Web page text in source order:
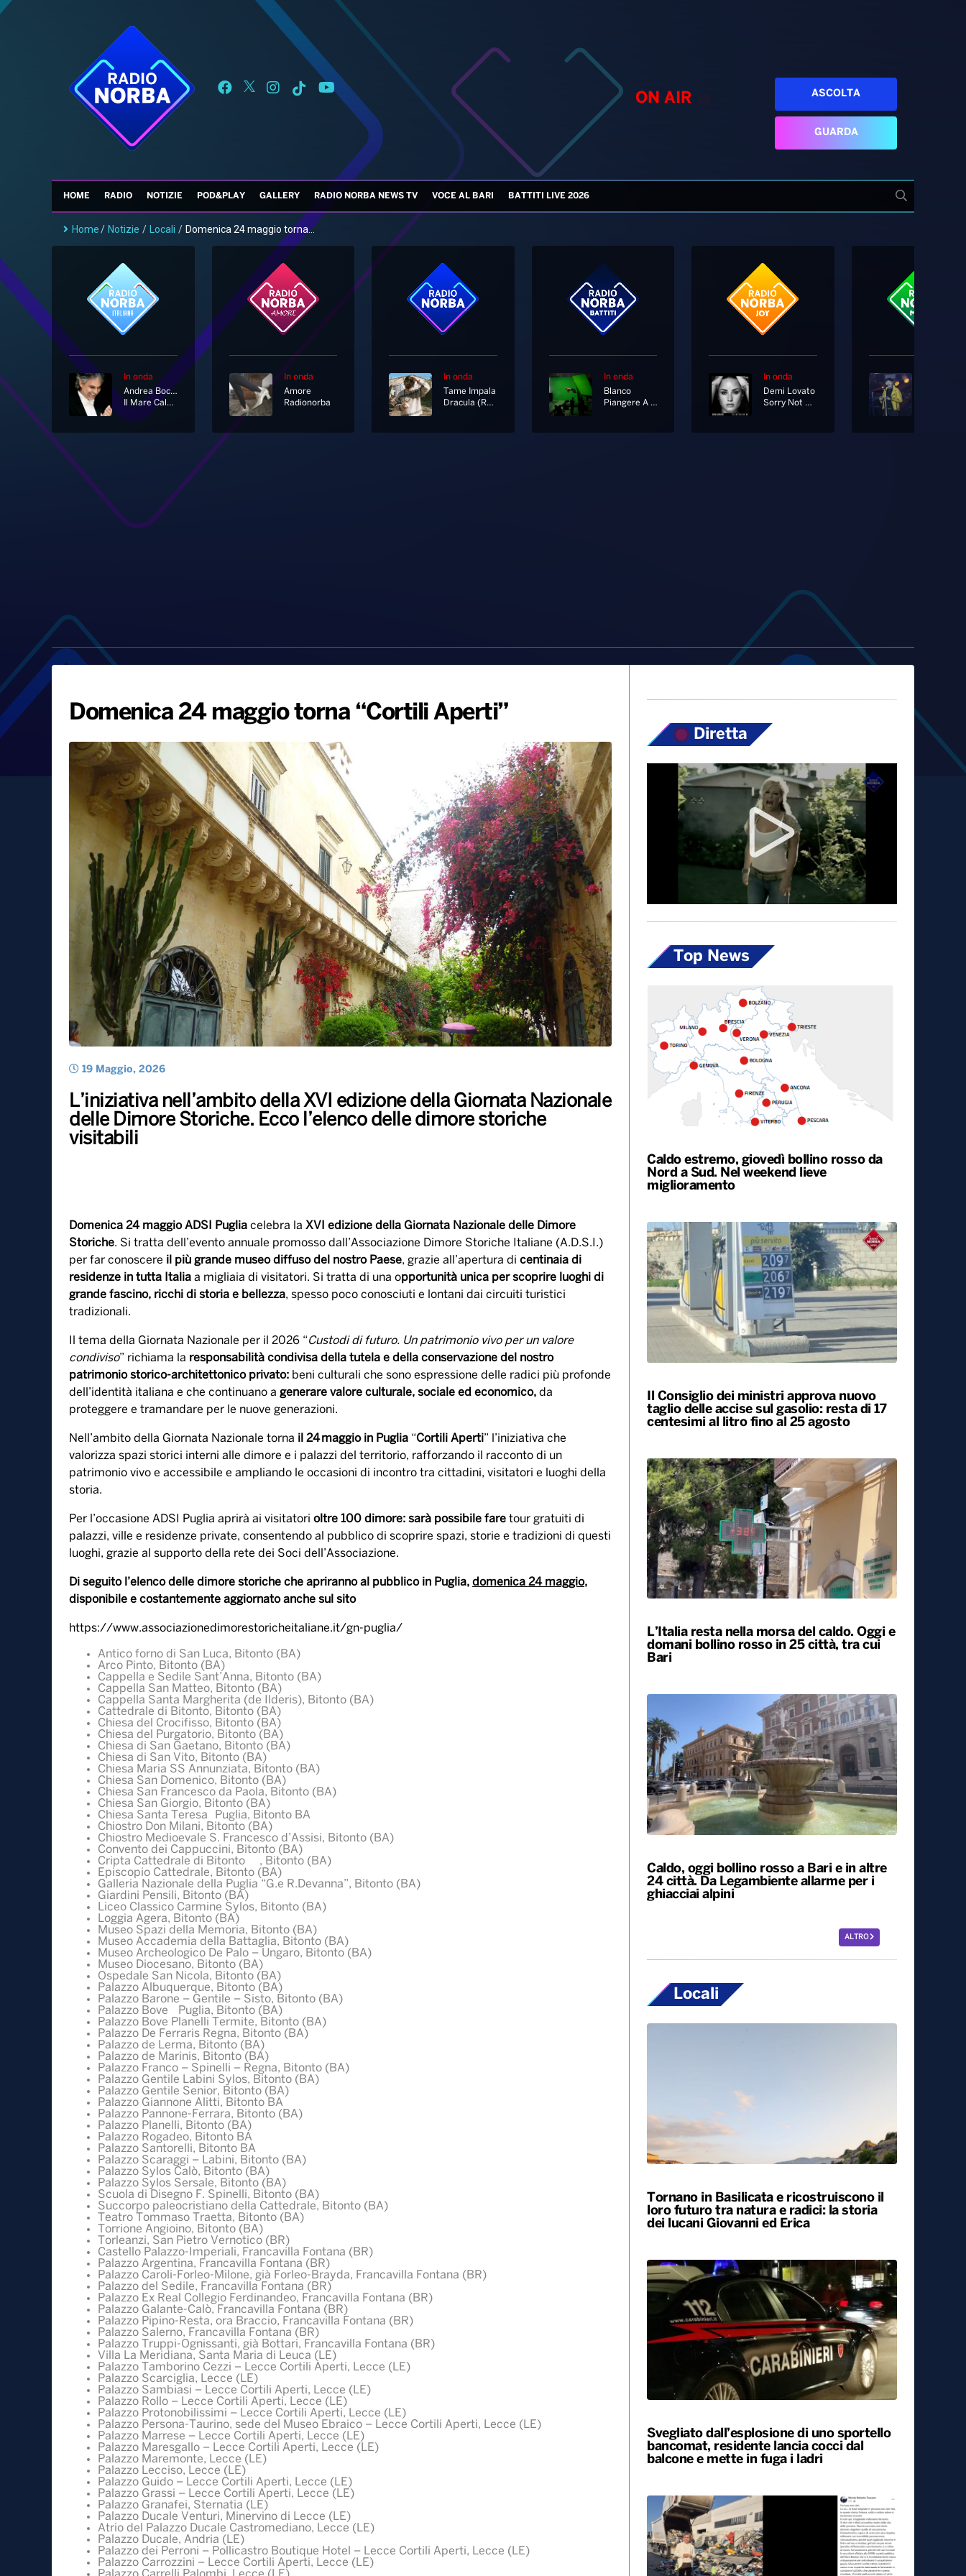
ON AIR ASCOLTA
GUARDA
HOME RADIO NOTIZIE POD&PLAY GALLERY RADIO NORBA NEWS TV VOCE AL BARI BATTITI LIVE 2026
Home/ Notizie / Locali / Domenica 24 maggio torna...
In onda
Andrea Bocelli
Il Mare Calmo Della Sera
In onda
Amore
Radionorba
In onda
Tame Impala
Dracula (Remix)
In onda
Blanco
Piangere A 90
In onda
Demi Lovato
Sorry Not Sorry
Domenica 24 maggio torna “Cortili Aperti”
19 Maggio, 2026
L’iniziativa nell’ambito della XVI edizione della Giornata Nazionale
delle Dimore Storiche. Ecco l’elenco delle dimore storiche
visitabili
Domenica 24 maggio ADSI Puglia celebra la XVI edizione della Giornata Nazionale delle Dimore
Storiche. Si tratta dell’evento annuale promosso dall’Associazione Dimore Storiche Italiane (A.D.S.I.)
per far conoscere il più grande museo diffuso del nostro Paese, grazie all’apertura di centinaia di
residenze in tutta Italia a migliaia di visitatori. Si tratta di una opportunità unica per scoprire luoghi di
grande fascino, ricchi di storia e bellezza, spesso poco conosciuti e lontani dai circuiti turistici
tradizionali.
Il tema della Giornata Nazionale per il 2026 “ Custodi di futuro. Un patrimonio vivo per un valore
condiviso” richiama la responsabilità condivisa della tutela e della conservazione del nostro
patrimonio storico-architettonico privato: beni culturali che sono espressione delle radici più profonde
dell’identità italiana e che continuano a generare valore culturale, sociale ed economico, da
proteggere e tramandare per le nuove generazioni.
Nell’ambito della Giornata Nazionale torna il 24 maggio in Puglia “Cortili Aperti” l’iniziativa che
valorizza spazi storici interni alle dimore e i palazzi del territorio, rafforzando il racconto di un
patrimonio vivo e accessibile e ampliando le occasioni di incontro tra cittadini, visitatori e luoghi della
storia.
Per l’occasione ADSI Puglia aprirà ai visitatori oltre 100 dimore: sarà possibile fare tour gratuiti di
palazzi, ville e residenze private, consentendo al pubblico di scoprire spazi, storie e tradizioni di questi
luoghi, grazie al supporto della rete dei Soci dell’Associazione.
Di seguito l’elenco delle dimore storiche che apriranno al pubblico in Puglia, domenica 24 maggio,
disponibile e costantemente aggiornato anche sul sito
https://www.associazionedimorestoricheitaliane.it/gn-puglia/
Antico forno di San Luca, Bitonto (BA)
Arco Pinto, Bitonto (BA)
Cappella e Sedile Sant’Anna, Bitonto (BA)
Cappella San Matteo, Bitonto (BA)
Cappella Santa Margherita (de Ilderis), Bitonto (BA)
Cattedrale di Bitonto, Bitonto (BA)
Chiesa del Crocifisso, Bitonto (BA)
Chiesa del Purgatorio, Bitonto (BA)
Chiesa di San Gaetano, Bitonto (BA)
Chiesa di San Vito, Bitonto (BA)
Chiesa Maria SS Annunziata, Bitonto (BA)
Chiesa San Domenico, Bitonto (BA)
Chiesa San Francesco da Paola, Bitonto (BA)
Chiesa San Giorgio, Bitonto (BA)
Chiesa Santa Teresa Puglia, Bitonto BA
Chiostro Don Milani, Bitonto (BA)
Chiostro Medioevale S. Francesco d’Assisi, Bitonto (BA)
Convento dei Cappuccini, Bitonto (BA)
Cripta Cattedrale di Bitonto , Bitonto (BA)
Episcopio Cattedrale, Bitonto (BA)
Galleria Nazionale della Puglia “G.e R.Devanna”, Bitonto (BA)
Giardini Pensili, Bitonto (BA)
Liceo Classico Carmine Sylos, Bitonto (BA)
Loggia Agera, Bitonto (BA)
Museo Spazi della Memoria, Bitonto (BA)
Museo Accademia della Battaglia, Bitonto (BA)
Museo Archeologico De Palo – Ungaro, Bitonto (BA)
Museo Diocesano, Bitonto (BA)
Ospedale San Nicola, Bitonto (BA)
Palazzo Albuquerque, Bitonto (BA)
Palazzo Barone – Gentile – Sisto, Bitonto (BA)
Palazzo Bove Puglia, Bitonto (BA)
Palazzo Bove Planelli Termite, Bitonto (BA)
Palazzo De Ferraris Regna, Bitonto (BA)
Palazzo de Lerma, Bitonto (BA)
Palazzo de Marinis, Bitonto (BA)
Palazzo Franco – Spinelli – Regna, Bitonto (BA)
Palazzo Gentile Labini Sylos, Bitonto (BA)
Palazzo Gentile Senior, Bitonto (BA)
Palazzo Giannone Alitti, Bitonto BA
Palazzo Pannone-Ferrara, Bitonto (BA)
Palazzo Planelli, Bitonto (BA)
Palazzo Rogadeo, Bitonto BA
Palazzo Santorelli, Bitonto BA
Palazzo Scaraggi – Labini, Bitonto (BA)
Palazzo Sylos Calò, Bitonto (BA)
Palazzo Sylos Sersale, Bitonto (BA)
Scuola di Disegno F. Spinelli, Bitonto (BA)
Succorpo paleocristiano della Cattedrale, Bitonto (BA)
Teatro Tommaso Traetta, Bitonto (BA)
Torrione Angioino, Bitonto (BA)
Torleanzi, San Pietro Vernotico (BR)
Castello Palazzo-Imperiali, Francavilla Fontana (BR)
Palazzo Argentina, Francavilla Fontana (BR)
Palazzo Caroli-Forleo-Milone, già Forleo-Brayda, Francavilla Fontana (BR)
Palazzo del Sedile, Francavilla Fontana (BR)
Palazzo Ex Real Collegio Ferdinandeo, Francavilla Fontana (BR)
Palazzo Galante-Calò, Francavilla Fontana (BR)
Palazzo Pipino-Resta, ora Braccio, Francavilla Fontana (BR)
Palazzo Salerno, Francavilla Fontana (BR)
Palazzo Truppi-Ognissanti, già Bottari, Francavilla Fontana (BR)
Villa La Meridiana, Santa Maria di Leuca (LE)
Palazzo Tamborino Cezzi – Lecce Cortili Aperti, Lecce (LE)
Palazzo Scarciglia, Lecce (LE)
Palazzo Sambiasi – Lecce Cortili Aperti, Lecce (LE)
Palazzo Rollo – Lecce Cortili Aperti, Lecce (LE)
Palazzo Protonobilissimi – Lecce Cortili Aperti, Lecce (LE)
Palazzo Persona-Taurino, sede del Museo Ebraico – Lecce Cortili Aperti, Lecce (LE)
Palazzo Marrese – Lecce Cortili Aperti, Lecce (LE)
Palazzo Maresgallo – Lecce Cortili Aperti, Lecce (LE)
Palazzo Maremonte, Lecce (LE)
Palazzo Lecciso, Lecce (LE)
Palazzo Guido – Lecce Cortili Aperti, Lecce (LE)
Palazzo Grassi – Lecce Cortili Aperti, Lecce (LE)
Palazzo Granafei, Sternatia (LE)
Palazzo Ducale Venturi, Minervino di Lecce (LE)
Atrio del Palazzo Ducale Castromediano, Lecce (LE)
Palazzo Ducale, Andria (LE)
Palazzo dei Perroni – Pollicastro Boutique Hotel – Lecce Cortili Aperti, Lecce (LE)
Palazzo Carrozzini – Lecce Cortili Aperti, Lecce (LE)
Diretta
Top News
Caldo estremo, giovedì bollino rosso da
Nord a Sud. Nel weekend lieve
miglioramento
Il Consiglio dei ministri approva nuovo
taglio delle accise sul gasolio: resta di 17
centesimi al litro fino al 25 agosto
L’Italia resta nella morsa del caldo. Oggi e
domani bollino rosso in 25 città, tra cui
Bari
Caldo, oggi bollino rosso a Bari e in altre
24 città. Da Legambiente allarme per i
ghiacciai alpini
ALTRO
Locali
Tornano in Basilicata e ricostruiscono il
loro futuro tra natura e radici: la storia
dei lucani Giovanni ed Erica
Svegliato dall’esplosione di uno sportello
bancomat, residente lancia cocci dal
balcone e mette in fuga i ladri